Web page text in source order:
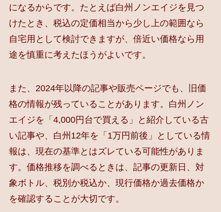
になるからです。たとえば白州ノンエイジを見つ
けたとき、税込の定価相当から少し上の範囲なら
自宅用として検討できますが、倍近い価格なら用
途を慎重に考えたほうがよいです。
また、2024年以降の記事や販売ページでも、旧価
格の情報が残っていることがあります。白州ノン
エイジを「4,000円台で買える」と紹介している古
い記事や、白州12年を「1万円前後」としている情
報は、現在の基準とはズレている可能性がありま
す。価格推移を調べるときは、記事の更新日、対
象ボトル、税別か税込か、現行価格か過去価格か
を確認することが大切です。